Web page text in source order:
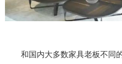
和国内大多数家具老板不同的